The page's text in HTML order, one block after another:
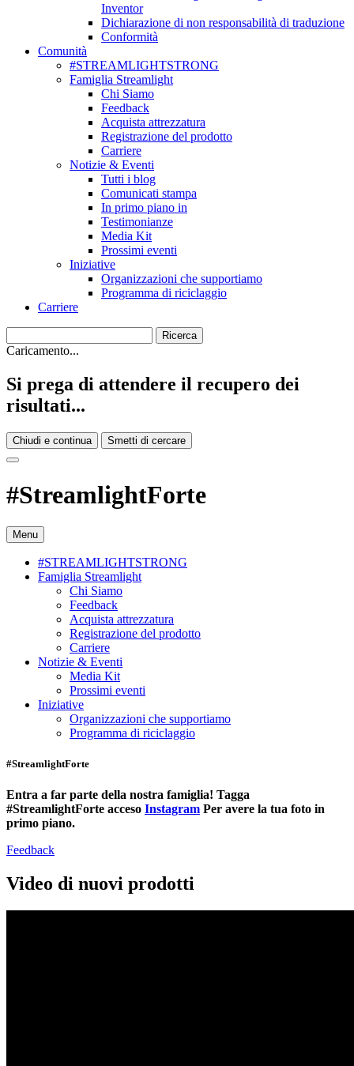
Inventor
Dichiarazione di non responsabilità di traduzione
Conformità
Comunità
#STREAMLIGHTSTRONG
Famiglia Streamlight
Chi Siamo
Feedback
Acquista attrezzatura
Registrazione del prodotto
Carriere
Notizie & Eventi
Tutti i blog
Comunicati stampa
In primo piano in
Testimonianze
Media Kit
Prossimi eventi
Iniziative
Organizzazioni che supportiamo
Programma di riciclaggio
Carriere
Caricamento...
Si prega di attendere il recupero dei
risultati...
Chiudi e continua Smetti di cercare
#StreamlightForte
Menu
#STREAMLIGHTSTRONG
Famiglia Streamlight
Chi Siamo
Feedback
Acquista attrezzatura
Registrazione del prodotto
Carriere
Notizie & Eventi
Media Kit
Prossimi eventi
Iniziative
Organizzazioni che supportiamo
Programma di riciclaggio
#StreamlightForte
Entra a far parte della nostra famiglia! Tagga
#StreamlightForte acceso Instagram Per avere la tua foto in
primo piano.
Feedback
Video di nuovi prodotti